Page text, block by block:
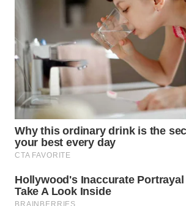
KEPULAUAN
SERIBU
WN
TANGERANG
WN
BINJAI
CIREBON